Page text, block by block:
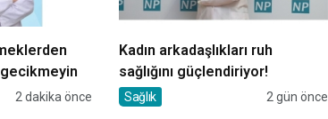
2 dakika önce
Kadın arkadaşlıkları ruh
sağlığını güçlendiriyor!
Sağlık 2 gün önce